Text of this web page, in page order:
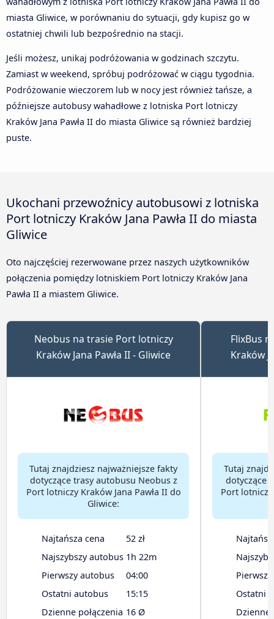
miasta Gliwice, w porównaniu do sytuacji, gdy kupisz go w
ostatniej chwili lub bezpośrednio na stacji.
Jeśli możesz, unikaj podróżowania w godzinach szczytu.
Zamiast w weekend, spróbuj podróżować w ciągu tygodnia.
Podróżowanie wieczorem lub w nocy jest również tańsze, a
późniejsze autobusy wahadłowe z lotniska Port lotniczy
Kraków Jana Pawła II do miasta Gliwice są również bardziej
puste.
Ukochani przewoźnicy autobusowi z lotniska
Port lotniczy Kraków Jana Pawła II do miasta
Gliwice
Oto najczęściej rezerwowane przez naszych użytkowników
połączenia pomiędzy lotniskiem Port lotniczy Kraków Jana
Pawła II a miastem Gliwice.
Neobus na trasie Port lotniczy
Kraków Jana Pawła II - Gliwice
Tutaj znajdziesz najważniejsze fakty
dotyczące trasy autobusu Neobus z
Port lotniczy Kraków Jana Pawła II do
Gliwice:
Najtańsza cena
52 zł
Najszybszy autobus 1h 22m
Pierwszy autobus
04:00
Ostatni autobus
15:15
Dzienne połączenia 16 Ø
FlixBus
Kraków
Tutaj
dotyczące
Port lotniczy
Ostatni
Dzienne